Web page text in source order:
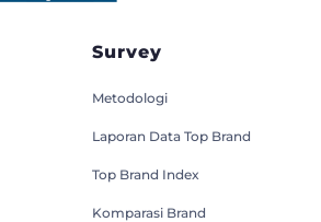
Survey
Metodologi
Laporan Data Top Brand
Top Brand Index
Komparasi Brand